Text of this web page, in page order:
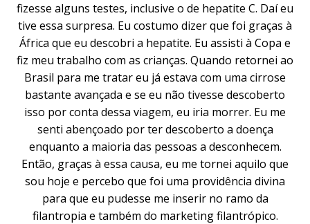
fizesse alguns testes, inclusive o de hepatite C. Daí eu
tive essa surpresa. Eu costumo dizer que foi graças à
África que eu descobri a hepatite. Eu assisti à Copa e
fiz meu trabalho com as crianças. Quando retornei ao
Brasil para me tratar eu já estava com uma cirrose
bastante avançada e se eu não tivesse descoberto
isso por conta dessa viagem, eu iria morrer. Eu me
senti abençoado por ter descoberto a doença
enquanto a maioria das pessoas a desconhecem.
Então, graças à essa causa, eu me tornei aquilo que
sou hoje e percebo que foi uma providência divina
para que eu pudesse me inserir no ramo da
filantropia e também do marketing filantrópico.